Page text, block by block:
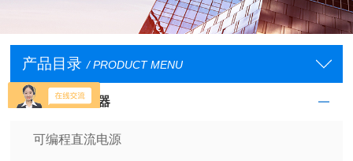
产品目录 / PRODUCT MENU
直流电源供应器
可编程直流电源